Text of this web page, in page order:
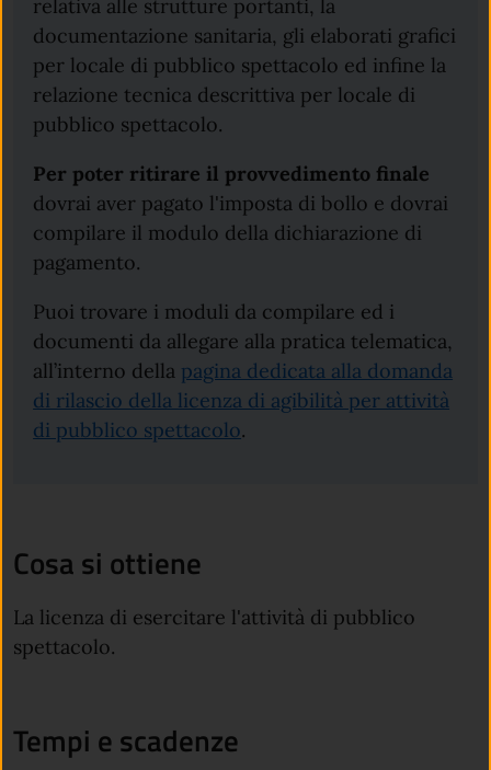
relativa alle strutture portanti, la
documentazione sanitaria, gli elaborati grafici
per locale di pubblico spettacolo ed infine la
relazione tecnica descrittiva per locale di
pubblico spettacolo.
Per poter ritirare il provvedimento finale
dovrai aver pagato l'imposta di bollo e dovrai
compilare il modulo della dichiarazione di
pagamento.
Puoi trovare i moduli da compilare ed i
documenti da allegare alla pratica telematica,
all’interno della pagina dedicata alla domanda
di rilascio della licenza di agibilità per attività
di pubblico spettacolo.
Cosa si ottiene
La licenza di esercitare l'attività di pubblico
spettacolo.
Tempi e scadenze